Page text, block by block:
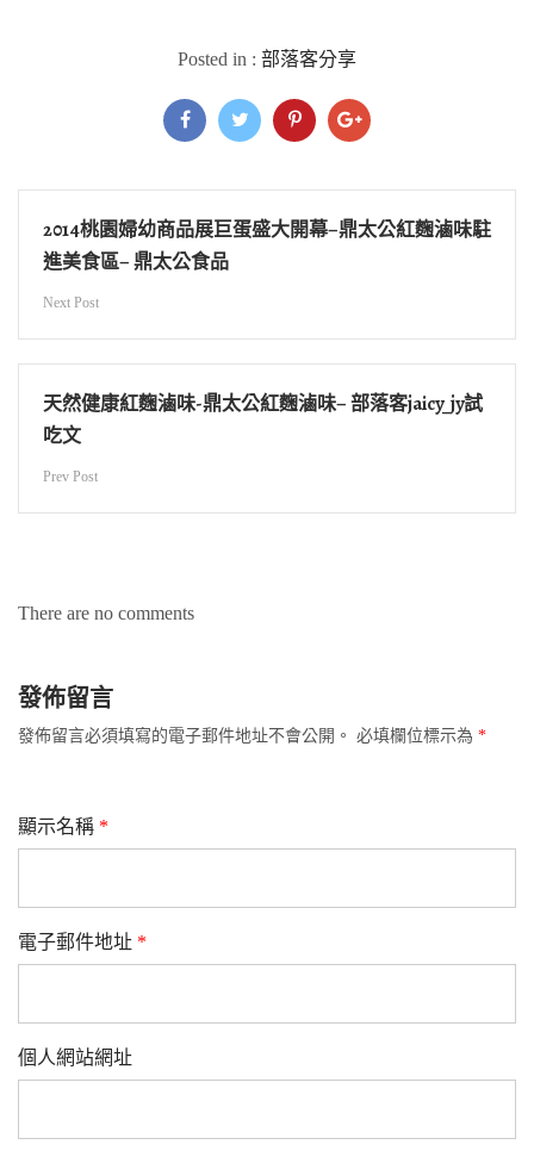
Posted in 部落客分享
文
章
導
覽
2014桃園婦幼商品展巨蛋盛大開幕–鼎太公紅麴滷味駐
進美食區– 鼎太公食品
Next Post
天然健康紅麴滷味-鼎太公紅麴滷味– 部落客jaicy_jy試
吃文
Prev Post
There are no comments
發佈留言
發佈留言必須填寫的電子郵件地址不會公開。 必填欄位標示為 *
顯示名稱 *
電子郵件地址 *
個人網站網址